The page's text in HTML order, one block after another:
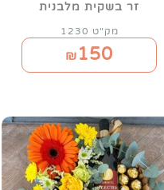
זר בשקית מלבנית
מק"ט 1230
₪ 150